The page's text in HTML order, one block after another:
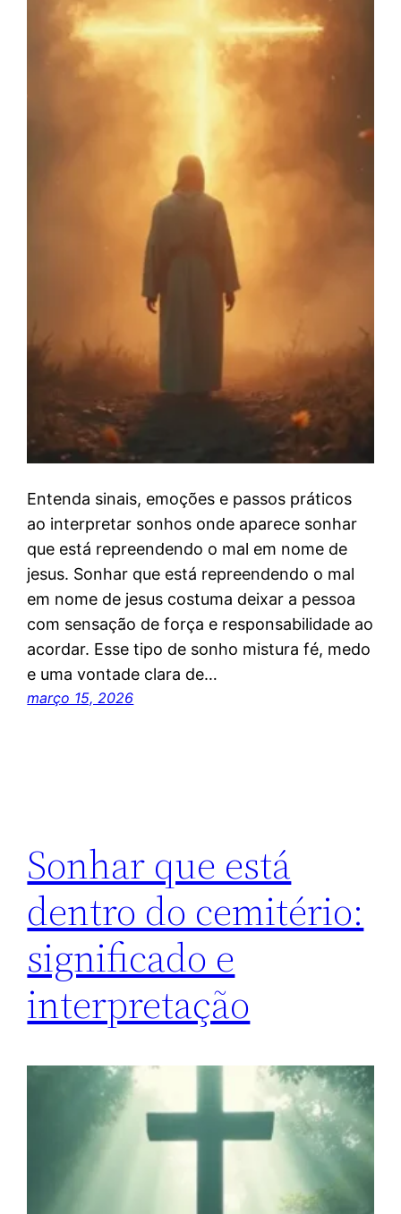
Entenda sinais, emoções e passos práticos
ao interpretar sonhos onde aparece sonhar
que está repreendendo o mal em nome de
jesus. Sonhar que está repreendendo o mal
em nome de jesus costuma deixar a pessoa
com sensação de força e responsabilidade ao
acordar. Esse tipo de sonho mistura fé, medo
e uma vontade clara de…
março 15, 2026
Sonhar que está
dentro do cemitério:
significado e
interpretação